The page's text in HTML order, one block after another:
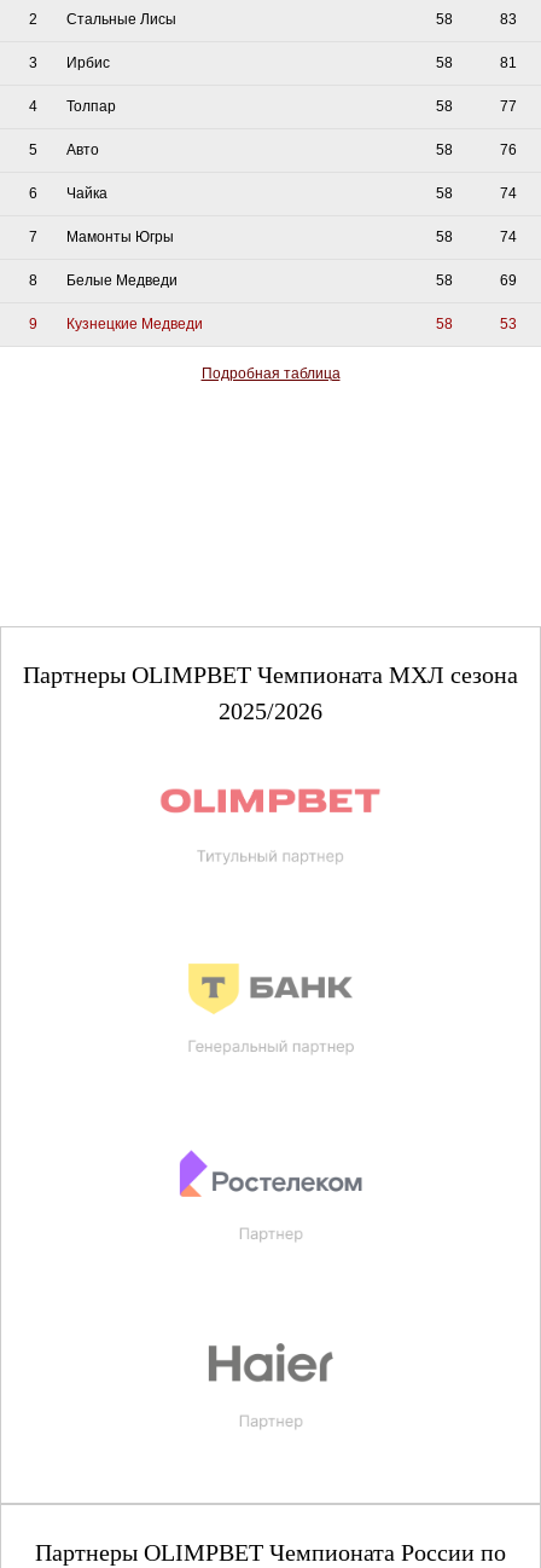
2 Стальные Лисы 58 83
3 Ирбис 58 81
4 Толпар 58 77
5 Авто 58 76
6 Чайка 58 74
7 Мамонты Югры 58 74
8 Белые Медведи 58 69
9 Кузнецкие Медведи 58 53
Подробная таблица
Партнеры OLIMPBET Чемпионата МХЛ сезона
2025/2026
Партнеры OLIMPBET Чемпионата России по